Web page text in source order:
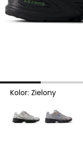
Kolor: Zielony